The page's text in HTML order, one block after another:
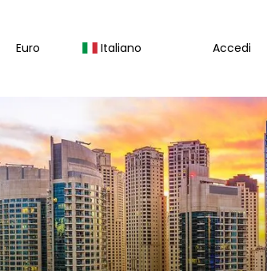
Euro Italiano Accedi